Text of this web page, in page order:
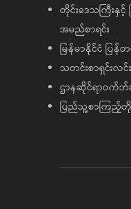
တိုင်းဒေသကြီးနှင့်
အမည်စာရင်း
မြန်မာနိုင်ငံ ပြန်တ
သတင်းစာရှင်းလင်
ဌာနဆိုင်ရာဝက်ဘ်
ပြည်သူ့စာကြည့်